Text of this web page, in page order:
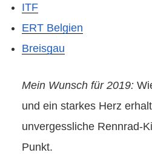
ITF
ERT Belgien
Breisgau
Mein Wunsch für 2019:
und ein starkes Herz
unvergessliche Rennrad-
Punkt.